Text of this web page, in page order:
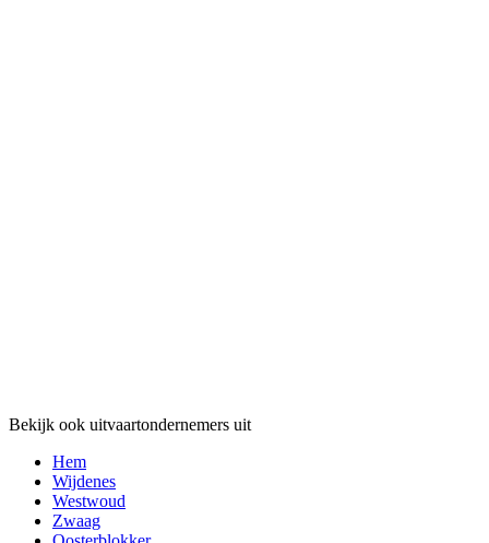
Bekijk ook uitvaartondernemers uit
Hem
Wijdenes
Westwoud
Zwaag